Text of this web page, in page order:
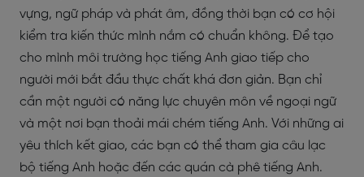
vựng, ngữ pháp và phát âm, đồng thời bạn có cơ hội
kiểm tra kiến thức mình nắm có chuẩn không. Để tạo
cho mình môi trường học tiếng Anh giao tiếp cho
người mới bắt đầu thực chất khá đơn giản. Bạn chỉ
cần một người có năng lực chuyên môn về ngoại ngữ
và một nơi bạn thoải mái chém tiếng Anh. Với những ai
yêu thích kết giao, các bạn có thể tham gia câu lạc
bộ tiếng Anh hoặc đến các quán cà phê tiếng Anh.